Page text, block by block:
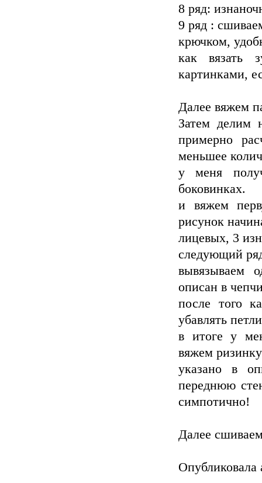
8 ряд:
9 ряд :
крючком,
как вязать
картинками,
Далее вяжем
Затем делим
примерно
меньшее
у меня
боковинках.
и вяжем
рисунок
лицевых, 3
следующий
вывязываем
описан в
после того
убавлять
в итоге у
вяжем
указано в
переднюю
симпотично!
Далее
Опубликовала